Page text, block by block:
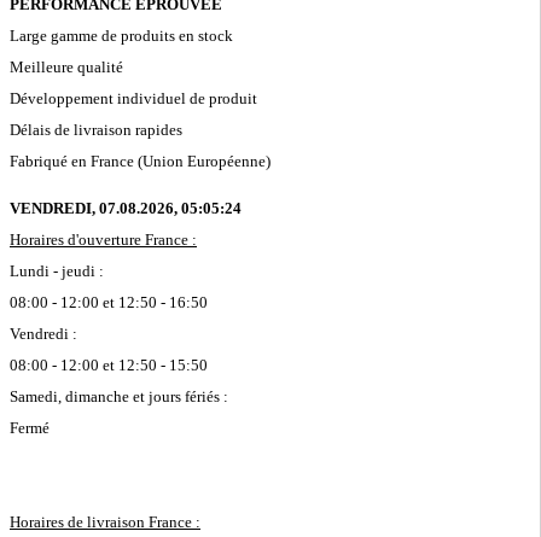
PERFORMANCE ÉPROUVÉE
Large gamme de produits en stock
Meilleure qualité
Développement individuel de produit
Délais de livraison rapides
Fabriqué en France (Union Européenne)
VENDREDI, 07.08.2026, 05:05:25
Horaires d'ouverture France :
Lundi - jeudi :
08:00 - 12:00 et 12:50 - 16:50
Vendredi :
08:00 - 12:00 et 12:50 - 15:50
Samedi, dimanche et jours fériés :
Fermé
Horaires de livraison France :